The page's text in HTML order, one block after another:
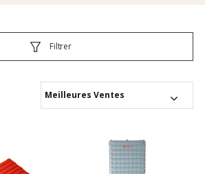
Filtrer
Meilleures Ventes